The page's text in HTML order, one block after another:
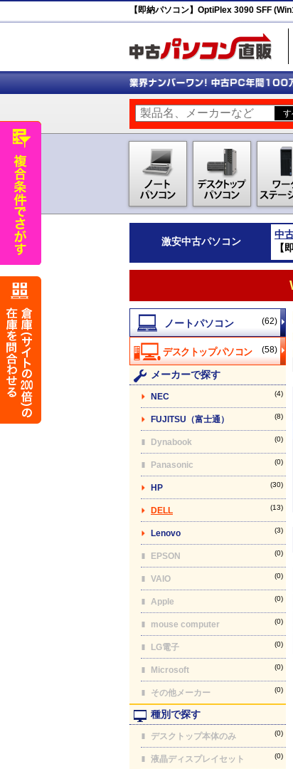
【即納パソコン】OptiPlex 3090 SFF
激安中古パソコン
中
【
(62)
(58)
メーカーで探す
NEC (4)
FUJITSU（富士通） (8)
Dynabook (0)
Panasonic (0)
HP (30)
DELL (13)
Lenovo (3)
EPSON (0)
VAIO (0)
Apple (0)
mouse computer (0)
LG電子 (0)
Microsoft (0)
その他メーカー (0)
種別で探す
デスクトップ本体のみ (0)
液晶ディスプレイセット (0)
【最終